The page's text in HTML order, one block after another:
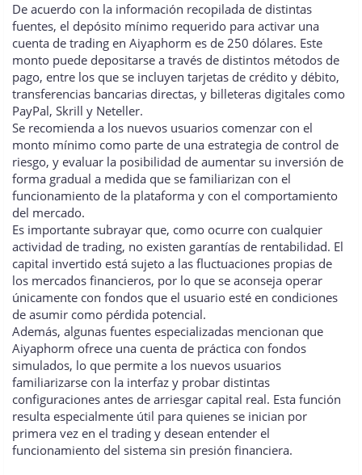
a
r
t
e
r
De acuerdo con la información recopilada de distintas
fuentes, el depósito mínimo requerido para activar una
cuenta de trading en Aiyaphorm es de 250 dólares. Este
monto puede depositarse a través de distintos métodos de
pago, entre los que se incluyen tarjetas de crédito y débito,
transferencias bancarias directas, y billeteras digitales como
PayPal, Skrill y Neteller.
Se recomienda a los nuevos usuarios comenzar con el
monto mínimo como parte de una estrategia de control de
riesgo, y evaluar la posibilidad de aumentar su inversión de
forma gradual a medida que se familiarizan con el
funcionamiento de la plataforma y con el comportamiento
del mercado.
Es importante subrayar que, como ocurre con cualquier
actividad de trading, no existen garantías de rentabilidad. El
capital invertido está sujeto a las fluctuaciones propias de
los mercados financieros, por lo que se aconseja operar
únicamente con fondos que el usuario esté en condiciones
de asumir como pérdida potencial.
Además, algunas fuentes especializadas mencionan que
Aiyaphorm ofrece una cuenta de práctica con fondos
simulados, lo que permite a los nuevos usuarios
familiarizarse con la interfaz y probar distintas
configuraciones antes de arriesgar capital real. Esta función
resulta especialmente útil para quienes se inician por
primera vez en el trading y desean entender el
funcionamiento del sistema sin presión financiera.